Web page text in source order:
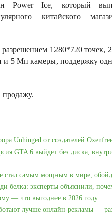
Power Ice, который
китайского
1280*720 точек,
и 5 Мп камеры, поддержку
Unhinged от создателей
GTA 6 выйдет без диска,
стал самым мощным в мире,
белка: эксперты объяснили,
— что выгоднее в 2026 году
лучше онлайн-рекламы —